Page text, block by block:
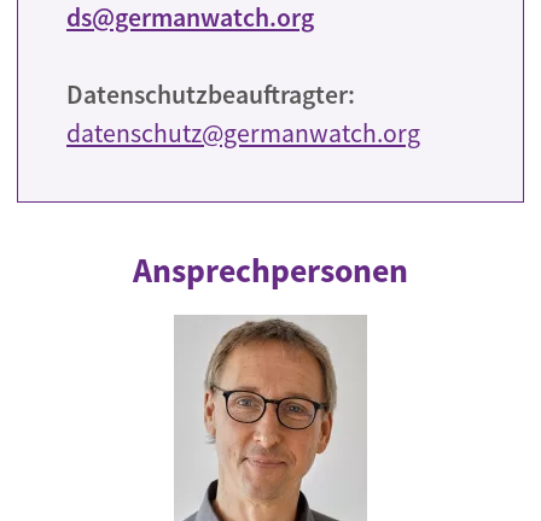
ds@germanwatch.org
Datenschutzbeauftragter:
datenschutz@germanwatch.org
Ansprechpersonen